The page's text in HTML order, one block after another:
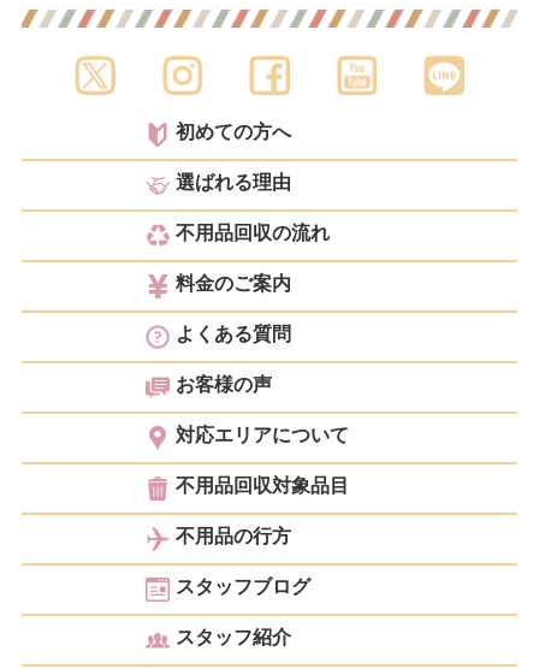
初めての方へ
選ばれる理由
不用品回収の流れ
料金のご案内
よくある質問
お客様の声
対応エリアについて
不用品回収対象品目
不用品の行方
スタッフブログ
スタッフ紹介